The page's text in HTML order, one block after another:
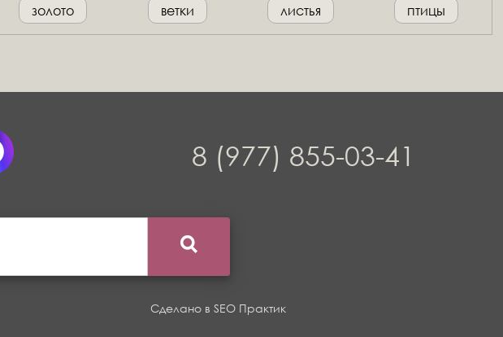
золото ветки листья птицы
8 (977) 855-03-41
Сделано в SEO Практик